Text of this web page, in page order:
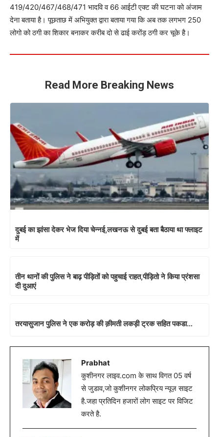
419/420/467/468/471 भादवि व 66 आईटी एक्ट की घटना को अंजाम
देना बताया है। पूछताछ में अभियुक्त द्वारा बताया गया कि अब तक लगभग 250
लोगो को ठगी का शिकार बनाकर करीब दो से ढाई करोंड़ ठगी कर चूके है।
Read More Breaking News
दुबई का झांसा देकर भेज दिया चेन्नई,लखनऊ से दुबई बता बैठाया था फ्लाइट
में
तीन थानों की पुलिस ने बाढ़ पीड़ितों को पहुचाई राहत,पीड़ितो ने किया प्रंशसा
दी दुआएं
तरयासुजान पुलिस ने एक करोड़ की क़ीमती लकड़ी ट्रक सहित पकडा…
Prabhat
कुशीनगर लाइव.com के साथ विगत 05 वर्ष
से जुडाव,जो कुशीनगर लोकप्रिय न्यूज़ साइट
है.जहा प्रतिदिन हजारों लोग साइट पर विजिट
करते है.